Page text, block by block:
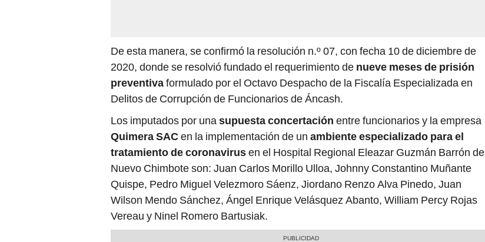
De esta manera, se confirmó la resolución n.º 07, con fecha 10 de diciembre de
2020, donde se resolvió fundado el requerimiento de nueve meses de prisión
preventivaformulado por el Octavo Despacho de la Fiscalía Especializada en
Delitos de Corrupción de Funcionarios de Áncash.
Los imputados por unasupuesta concertación entre funcionarios y la empresa
Quimera SACen la implementación de un ambiente especializado para el
tratamiento de coronavirusen el Hospital Regional Eleazar Guzmán Barrón de
Nuevo Chimbote son: Juan Carlos Morillo Ulloa, Johnny Constantino Muñante
Quispe, Pedro Miguel Velezmoro Sáenz, Jiordano Renzo Alva Pinedo, Juan
Wilson Mendo Sánchez, Ángel Enrique Velásquez Abanto, William Percy Rojas
Vereau y Ninel Romero Bartusiak.